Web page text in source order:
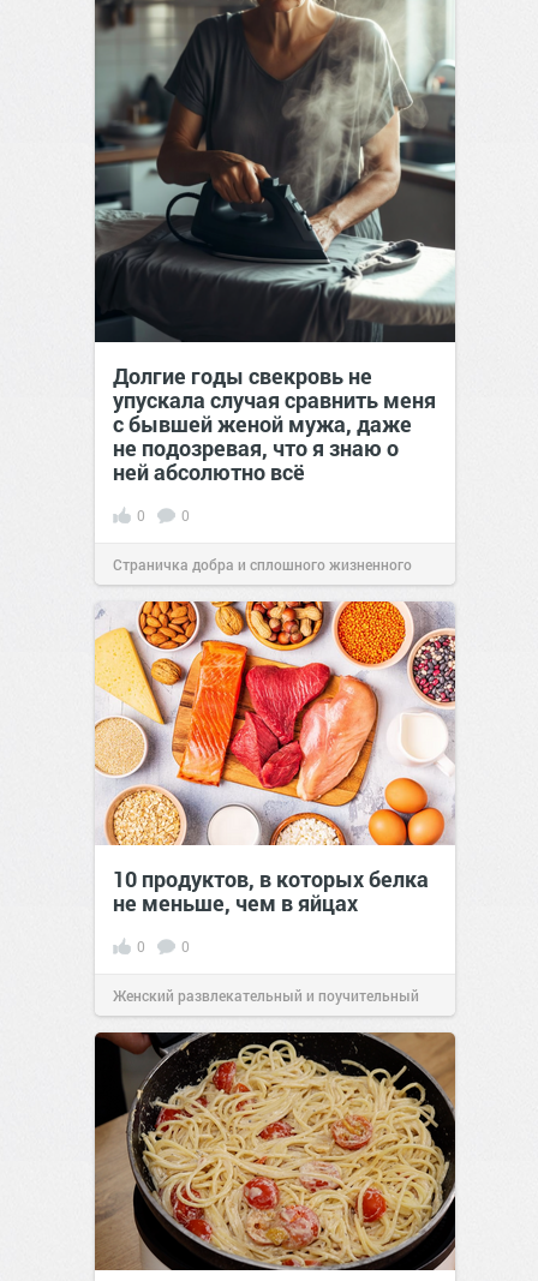
Долгие годы свекровь не
упускала случая сравнить меня
с бывшей женой мужа, даже
не подозревая, что я знаю о
ней абсолютно всё
0 0
Страничка добра и сплошного жизненного
позитива!00:29Сегодня
10 продуктов, в которых белка
не меньше, чем в яйцах
0 0
Женский развлекательный и поучительный
сайт.23:42Вчера